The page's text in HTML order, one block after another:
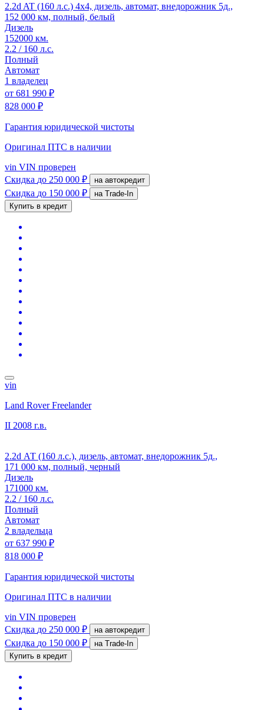
2.2d AT (160 л.с.) 4x4, дизель, автомат, внедорожник 5д.,
152 000 км, полный, белый
Дизель
152000 км.
2.2 / 160 л.с.
Полный
Автомат
1 владелец
от 681 990 ₽
828 000 ₽
Гарантия юридической чистоты
Оригинал ПТС в наличии
vin VIN проверен
Скидка до 250 000 ₽ на автокредит
Скидка до 150 000 ₽
на Trade-In
Купить в кредит
vin
Land Rover Freelander
II 2008 г.в.
2.2d АТ (160 л.с.), дизель, автомат, внедорожник 5д.,
171 000 км, полный, черный
Дизель
171000 км.
2.2 / 160 л.с.
Полный
Автомат
2 владельца
от 637 990 ₽
818 000 ₽
Гарантия юридической чистоты
Оригинал ПТС в наличии
vin VIN проверен
Скидка до 250 000 ₽ на автокредит
Скидка до 150 000 ₽
на Trade-In
Купить в кредит